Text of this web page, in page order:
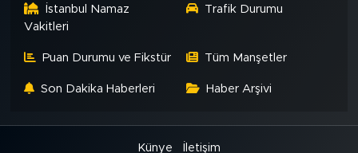
İstanbul Namaz
Vakitleri
Trafik Durumu
Puan Durumu ve Fikstür Tüm Manşetler
Son Dakika Haberleri Haber Arşivi
Künye İletişim